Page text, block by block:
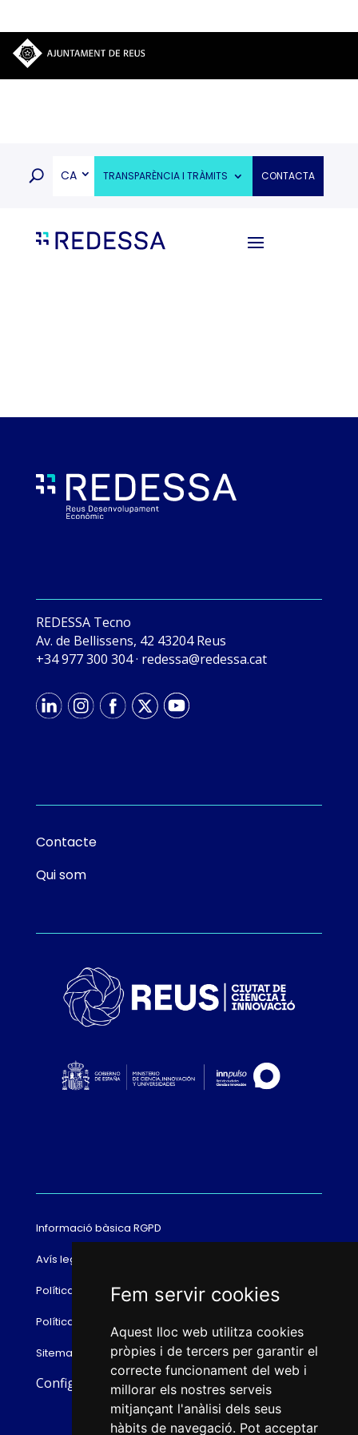
Fem servir cookies
Aquest lloc web utilitza cookies
pròpies i de tercers per garantir el
correcte funcionament del web i
millorar els nostres serveis
mitjançant l'anàlisi dels seus
hàbits de navegació. Pot acceptar
CA TRANSPARÈNCIA I TRÀMITS CONTACTA
REDESSA Tecno
Av. de Bellissens, 42 43204 Reus
+34 977 300 304· tac.asseder@asseder
Contacte
Qui som
Informació bàsica RGPD
Avís legal
Política de cookies
Política de privacitat
Sitemap
Configurar cookies